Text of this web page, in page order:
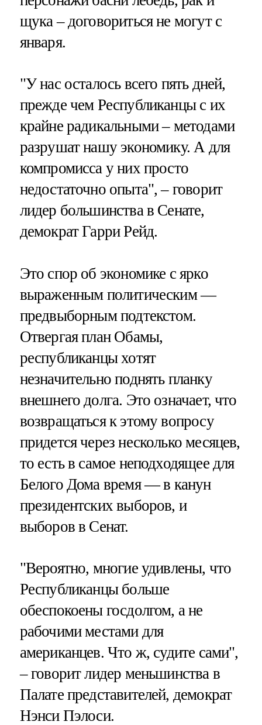
щука – договориться не могут с
января.
"У нас осталось всего пять дней,
прежде чем Республиканцы с их
крайне радикальными – методами
разрушат нашу экономику. А для
компромисса у них просто
недостаточно опыта", – говорит
лидер большинства в Сенате,
демократ Гарри Рейд.
Это спор об экономике с ярко
выраженным политическим —
предвыборным подтекстом.
Отвергая план Обамы,
республиканцы хотят
незначительно поднять планку
внешнего долга. Это означает, что
возвращаться к этому вопросу
придется через несколько месяцев,
то есть в самое неподходящее для
Белого Дома время — в канун
президентских выборов, и
выборов в Сенат.
"Вероятно, многие удивлены, что
Республиканцы больше
обеспокоены госдолгом, а не
рабочими местами для
американцев. Что ж, судите сами",
– говорит лидер меньшинства в
Палате представителей, демократ
Нэнси Пэлоси.